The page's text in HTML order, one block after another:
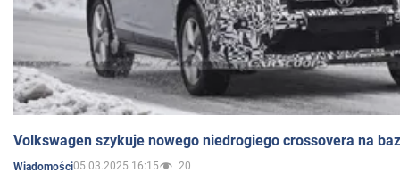
Volkswagen szykuje nowego niedrogiego crossovera na
Wiadomości05.03.2025 16:15 20